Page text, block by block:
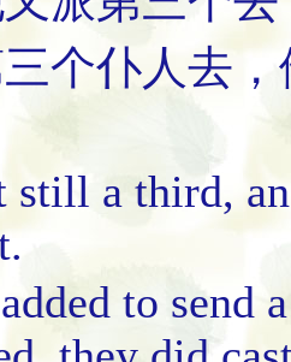
个仆人去
still a third,
to send